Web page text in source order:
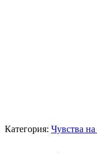
Категория: Чувства